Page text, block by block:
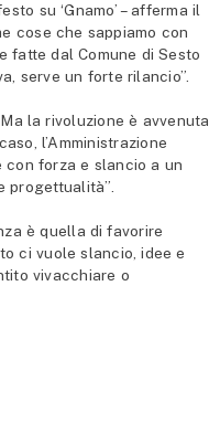
su ‘Gnamo’ – afferma il
cose che sappiamo con
fatte dal Comune di Sesto
serve un forte rilancio”.
la rivoluzione è avvenuta
l’Amministrazione
con forza e slancio a un
progettualità”.
è quella di favorire
ci vuole slancio, idee e
vivacchiare o